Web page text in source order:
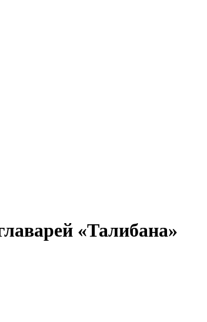
«Талибана»